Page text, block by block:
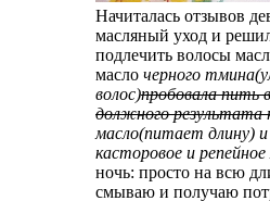
Начиталась отзывов
масляный уход и
подлечить волосы
масло черного
волос)пробовала пить
должного результата
масло(питает длину)
касторовое и
ночь: просто на всю
смываю и получаю